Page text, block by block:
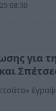
08:30
για